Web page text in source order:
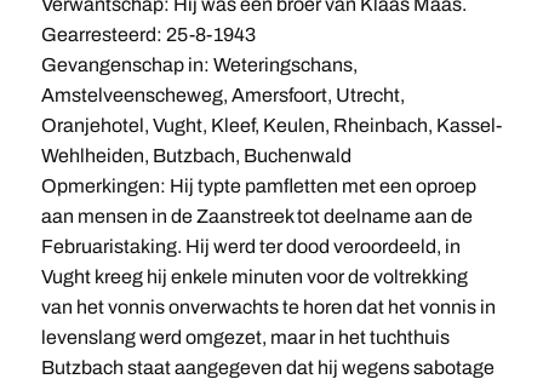
Verwantschap: Hij was een broer van Klaas Maas.
Gearresteerd: 25-8-1943
Gevangenschap in: Weteringschans,
Amstelveenscheweg, Amersfoort, Utrecht,
Oranjehotel, Vught, Kleef, Keulen, Rheinbach, Kassel-
Wehlheiden, Butzbach, Buchenwald
Opmerkingen: Hij typte pamfletten met een oproep
aan mensen in de Zaanstreek tot deelname aan de
Februaristaking. Hij werd ter dood veroordeeld, in
Vught kreeg hij enkele minuten voor de voltrekking
van het vonnis onverwachts te horen dat het vonnis in
levenslang werd omgezet, maar in het tuchthuis
Butzbach staat aangegeven dat hij wegens sabotage